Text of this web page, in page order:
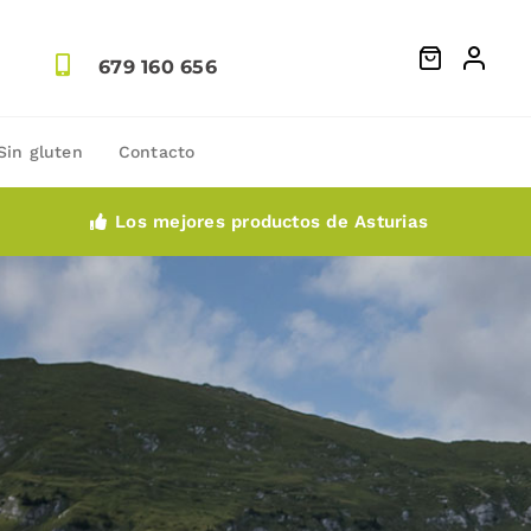
679 160 656
gluten Contacto
Los mejores productos de Asturias